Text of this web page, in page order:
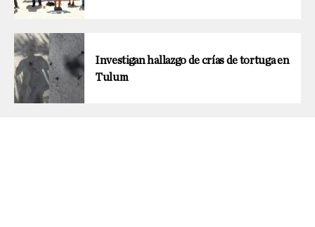
Investigan hallazgo de crías de tortuga en
Tulum